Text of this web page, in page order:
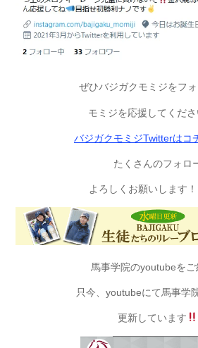
ぜひバジガクモミジをフ
モミジを応援してくだ
バジガクモミジTwitterはコ
たくさんのフォロ
よろしくお願いします！
馬事学院のyoutubeをご
只今、youtubeにて馬事学
更新しています